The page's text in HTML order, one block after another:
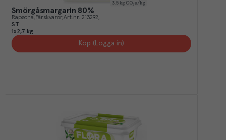
3.5 kg CO₂e/kg
Smörgåsmargarin 80%
Rapsona Färskvaror Art.nr. 213292
ST
1x2,7 kg
Köp (Logga in)